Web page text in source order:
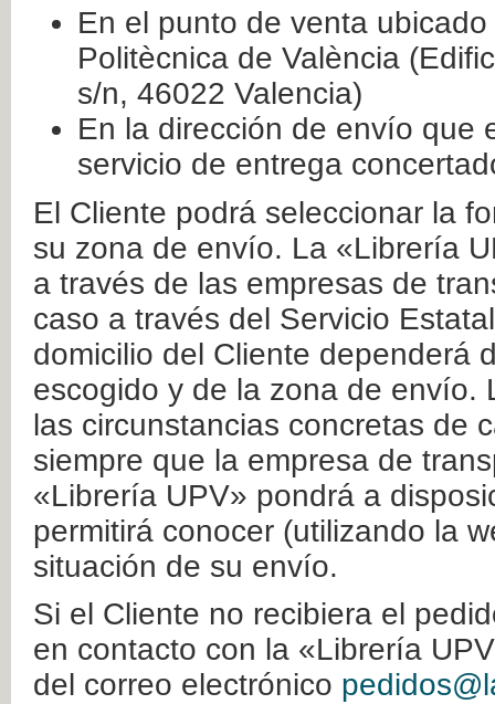
En el punto de venta
Politècnica de València
s/n, 46022 Valencia)
En la dirección de envío que
servicio de entrega
El Cliente podrá seleccionar la
su zona de envío. La «Librería
a través de las empresas de
caso a través del Servicio
domicilio del Cliente dependerá
escogido y de la zona de envío.
las circunstancias concretas de
siempre que la empresa de
«Librería UPV» pondrá a
permitirá conocer (utilizando la
situación de su envío.
Si el Cliente no recibiera el
en contacto con la «Librería
del correo electrónico